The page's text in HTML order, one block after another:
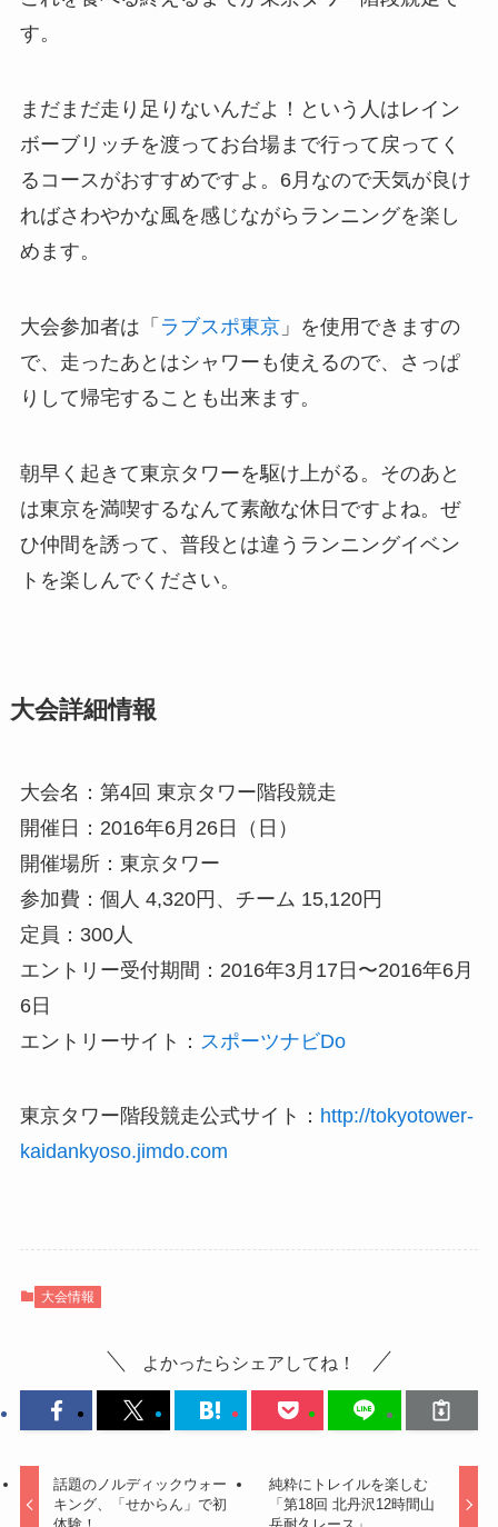
す。
まだまだ走り足りないんだよ！という人はレイン
ボーブリッチを渡ってお台場まで行って戻ってく
るコースがおすすめですよ。6月なので天気が良け
ればさわやかな風を感じながらランニングを楽し
めます。
大会参加者は「 ラブスポ東京」を使用できますの
で、走ったあとはシャワーも使えるので、さっぱ
りして帰宅することも出来ます。
朝早く起きて東京タワーを駆け上がる。そのあと
は東京を満喫するなんて素敵な休日ですよね。ぜ
ひ仲間を誘って、普段とは違うランニングイベン
トを楽しんでください。
大会詳細情報
大会名：第4回 東京タワー階段競走
開催日：2016年6月26日（日）
開催場所：東京タワー
参加費：個人 4,320円、チーム 15,120円
定員：300人
エントリー受付期間：2016年3月17日〜2016年6月
6日
エントリーサイト： スポーツナビDo
東京タワー階段競走公式サイト： http://tokyotower-
kaidankyoso.jimdo.com
大会情報
よかったらシェアしてね！
話題のノルディックウォー
キング、「せからん」で初
純粋にトレイルを楽しむ
「第18回 北丹沢12時間山